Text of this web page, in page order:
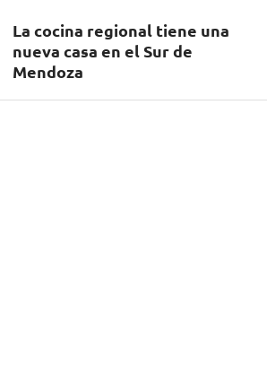
La cocina regional tiene una
nueva casa en el Sur de
Mendoza